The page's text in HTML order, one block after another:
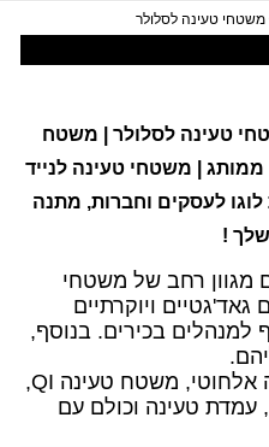
משטחי טעינה לסלולר
טעינה לסלולר | משטח
| משטחי טעינה לנייד
לעסקים וחברות, מתנה
!
מגוון רחב של משטחי
ויוקרתיים
למנהלים בכירים. בנוסף,
דוגמא: משטח עגינה והטענה אלחוטי, משטח טעינה QI,
טעינה וכולם עם